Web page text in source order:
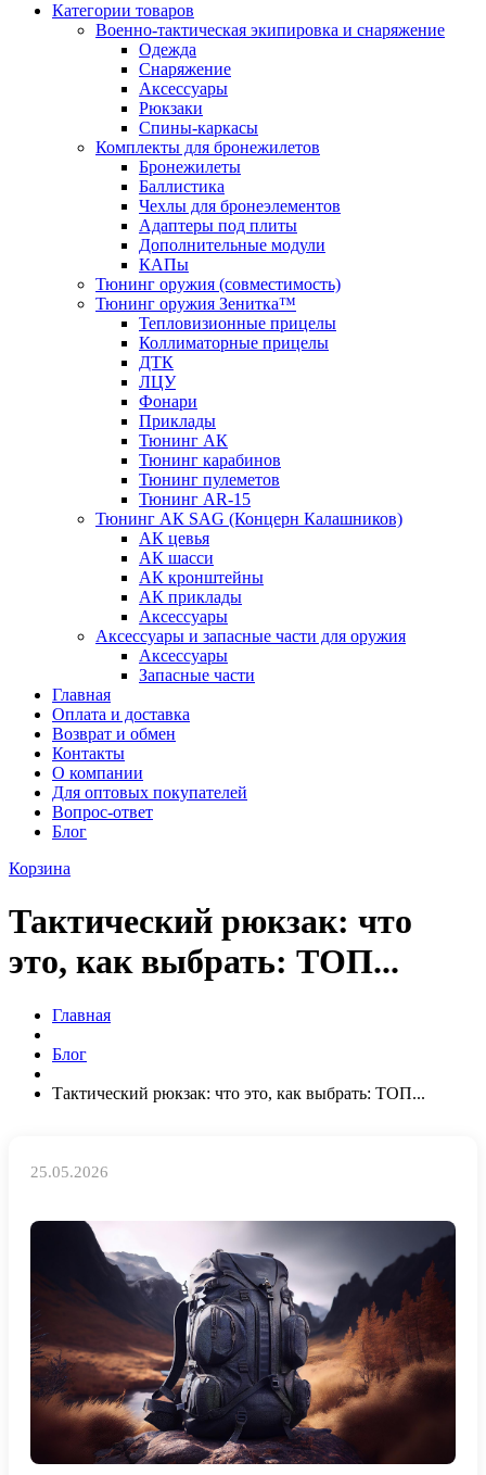
Категории товаров
Военно-тактическая экипировка и снаряжение
Одежда
Снаряжение
Аксессуары
Рюкзаки
Спины-каркасы
Комплекты для бронежилетов
Бронежилеты
Баллистика
Чехлы для бронеэлементов
Адаптеры под плиты
Дополнительные модули
КАПы
Тюнинг оружия (совместимость)
Тюнинг оружия Зенитка™
Тепловизионные прицелы
Коллиматорные прицелы
ДТК
ЛЦУ
Фонари
Приклады
Тюнинг АК
Тюнинг карабинов
Тюнинг пулеметов
Тюнинг AR-15
Тюнинг АК SAG (Концерн Калашников)
АК цевья
АК шасси
АК кронштейны
АК приклады
Аксессуары
Аксессуары и запасные части для оружия
Аксессуары
Запасные части
Главная
Оплата и доставка
Возврат и обмен
Контакты
О компании
Для оптовых покупателей
Вопрос-ответ
Блог
Корзина
Тактический рюкзак: что
это, как выбрать: ТОП...
Главная
Блог
Тактический рюкзак: что это, как выбрать: ТОП...
25.05.2026